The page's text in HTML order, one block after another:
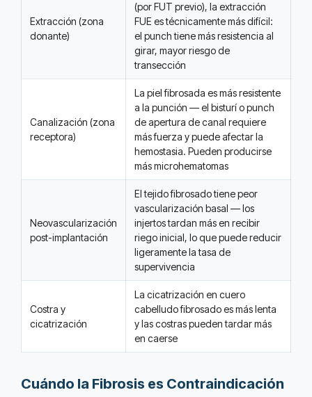
Extracción (zona
donante)
(por FUT previo), la extracción
FUE es técnicamente más difícil:
el punch tiene más resistencia al
girar, mayor riesgo de
transección
Canalización (zona
receptora)
La piel fibrosada es más resistente
a la punción — el bisturí o punch
de apertura de canal requiere
más fuerza y puede afectar la
hemostasia. Pueden producirse
más microhematomas
Neovascularización
post-implantación
El tejido fibrosado tiene peor
vascularización basal — los
injertos tardan más en recibir
riego inicial, lo que puede reducir
ligeramente la tasa de
supervivencia
Costra y
cicatrización
La cicatrización en cuero
cabelludo fibrosado es más lenta
y las costras pueden tardar más
en caerse
Cuándo la Fibrosis es Contraindicación